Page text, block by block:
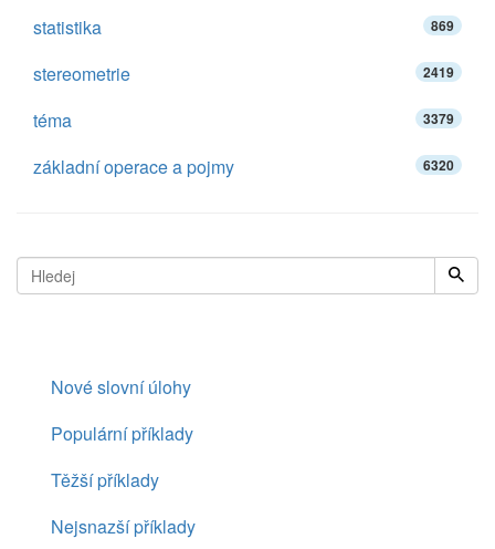
statistika 869
stereometrie 2419
téma 3379
základní operace a pojmy 6320
Nové slovní úlohy
Populární příklady
Těžší příklady
Nejsnazší příklady